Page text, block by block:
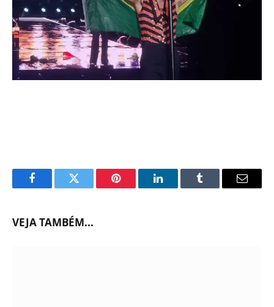
FacebookTwitter Pinterest LinkedInTumblr Email
VEJA TAMBÉM...